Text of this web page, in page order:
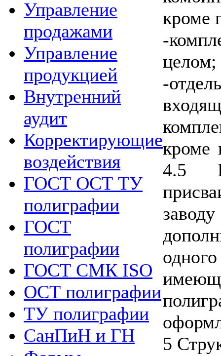
Управление
продажами
Управление
продукцией
Внутренний
аудит
Корректирующие
воздействия
ГОСТ ОСТ ТУ
полиграфии
ГОСТ
полиграфии
ГОСТ СМК ISO
ОСТ полиграфии
ТУ полиграфии
СанПиН и ГН
кроме
-
целом;
-
кроме
4.5
5